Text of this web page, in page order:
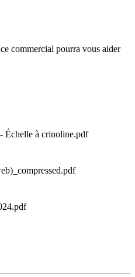
commercial pourra vous aider
Échelle à crinoline.pdf